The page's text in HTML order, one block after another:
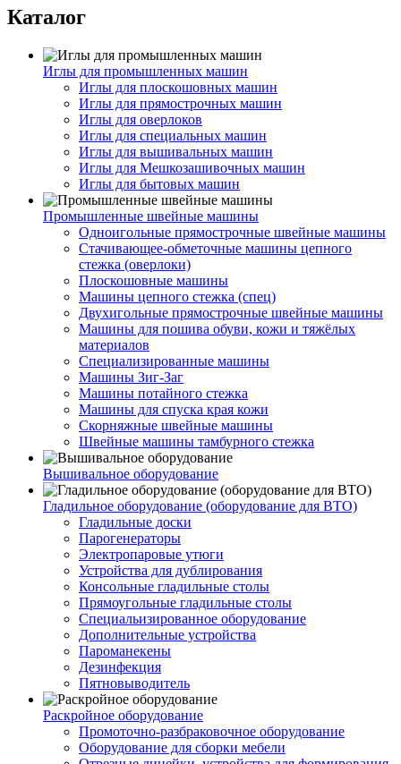
Каталог
Иглы для промышленных машин
Иглы для плоскошовных машин
Иглы для прямострочных машин
Иглы для оверлоков
Иглы для специальных машин
Иглы для вышивальных машин
Иглы для Мешкозашивочных машин
Иглы для бытовых машин
Промышленные швейные машины
Одноигольные прямострочные швейные машины
Стачивающее-обметочные машины цепного
стежка (оверлоки)
Плоскошовные машины
Машины цепного стежка (спец)
Двухигольные прямострочные швейные машины
Машины для пошива обуви, кожи и тяжёлых
материалов
Специализированные машины
Машины Зиг-Заг
Машины потайного стежка
Машины для спуска края кожи
Скорняжные швейные машины
Швейные машины тамбурного стежка
Вышивальное оборудование
Гладильное оборудование (оборудование для ВТО)
Гладильные доски
Парогенераторы
Электропаровые утюги
Устройства для дублирования
Консольные гладильные столы
Прямоугольные гладильные столы
Специальизированное оборудование
Дополнительные устройства
Пароманекены
Дезинфекция
Пятновыводитель
Раскройное оборудование
Промоточно-разбраковочное оборудование
Оборудование для сборки мебели